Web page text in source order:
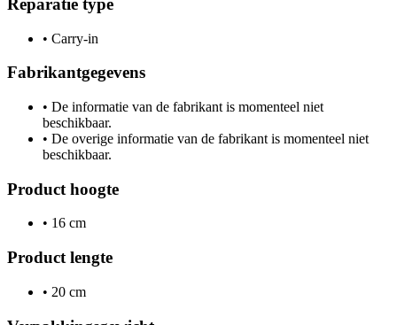
Reparatie type
• Carry-in
Fabrikantgegevens
• De informatie van de fabrikant is momenteel niet
beschikbaar.
• De overige informatie van de fabrikant is momenteel niet
beschikbaar.
Product hoogte
• 16 cm
Product lengte
• 20 cm